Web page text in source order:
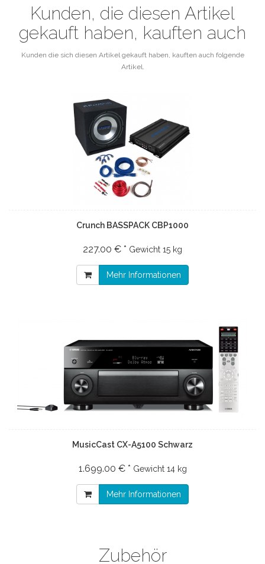
Kunden, die diesen Artikel
gekauft haben, kauften auch
Kunden die sich diesen Artikel gekauft haben, kauften auch folgende
Artikel.
Crunch BASSPACK CBP1000
227.00 € * Gewicht 15 kg
Mehr Informationen
MusicCast CX-A5100 Schwarz
1.699.00 € * Gewicht 14 kg
Mehr Informationen
Zubehör